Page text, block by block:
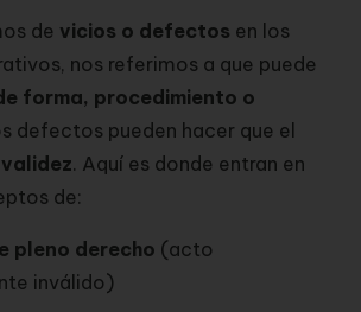
de vicios o defectos en los
nos referimos a que puede
forma, procedimiento o
defectos pueden hacer que el
. Aquí es donde entran en
de:
pleno derecho (acto
inválido)